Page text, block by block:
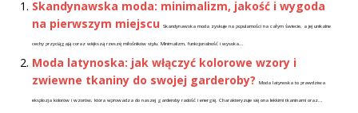
Skandynawska moda: minimalizm, jakość i wygoda
na pierwszym miejscu
Skandynawska moda zyskuje na popularności na całym świecie, a jej unikalne
cechy przyciągają coraz większą rzeszę miłośników stylu. Minimalizm, funkcjonalność i wysoka...
Moda latynoska: jak włączyć kolorowe wzory i
zwiewne tkaniny do swojej garderoby?
Moda latynoska to prawdziwa
eksplozja kolorów i wzorów, która wprowadza do naszej garderoby radość i energię. Charakteryzuje się ona lekkimi tkaninami oraz...